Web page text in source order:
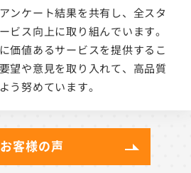
ンケート結果を共有し、全スタ
ビス向上に取り組んでいます。
価値あるサービスを提供するこ
望や意見を取り入れて、高品質
う努めています。
お客様の声